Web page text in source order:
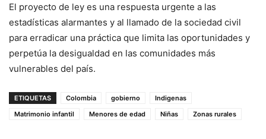
El proyecto de ley es una respuesta urgente a las
estadísticas alarmantes y al llamado de la sociedad civil
para erradicar una práctica que limita las oportunidades y
perpetúa la desigualdad en las comunidades más
vulnerables del país.
ETIQUETAS Colombia gobierno
Indigenas
Matrimonio infantil
Menores de edad Niñas Zonas rurales